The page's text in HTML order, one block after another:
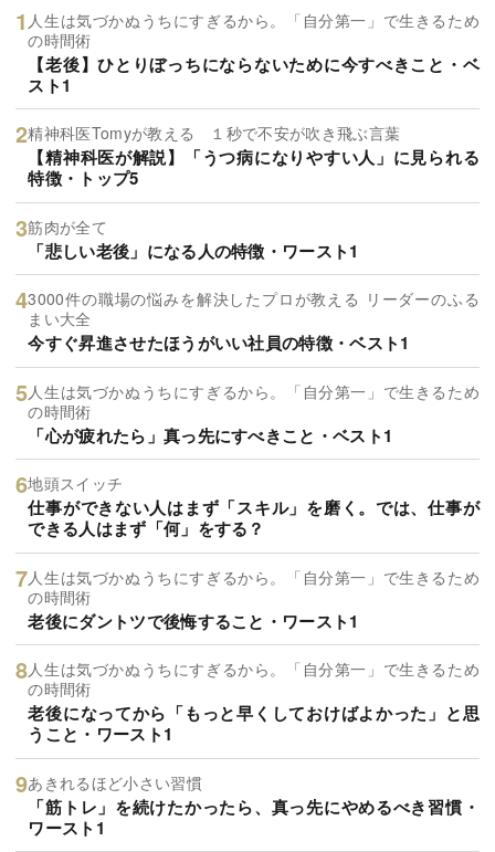
人生は気づかぬうちにすぎるから。「自分第一」で生きるため
の時間術
【老後】ひとりぼっちにならないために今すべきこと・ベ
スト1
精神科医Tomyが教える １秒で不安が吹き飛ぶ言葉
【精神科医が解説】「うつ病になりやすい人」に見られる
特徴・トップ5
筋肉が全て
「悲しい老後」になる人の特徴・ワースト1
3000件の職場の悩みを解決したプロが教える リーダーのふる
まい大全
今すぐ昇進させたほうがいい社員の特徴・ベスト1
人生は気づかぬうちにすぎるから。「自分第一」で生きるため
の時間術
「心が疲れたら」真っ先にすべきこと・ベスト1
地頭スイッチ
仕事ができない人はまず「スキル」を磨く。では、仕事が
できる人はまず「何」をする？
人生は気づかぬうちにすぎるから。「自分第一」で生きるため
の時間術
老後にダントツで後悔すること・ワースト1
人生は気づかぬうちにすぎるから。「自分第一」で生きるため
の時間術
老後になってから「もっと早くしておけばよかった」と思
うこと・ワースト1
あきれるほど小さい習慣
「筋トレ」を続けたかったら、真っ先にやめるべき習慣・
ワースト1